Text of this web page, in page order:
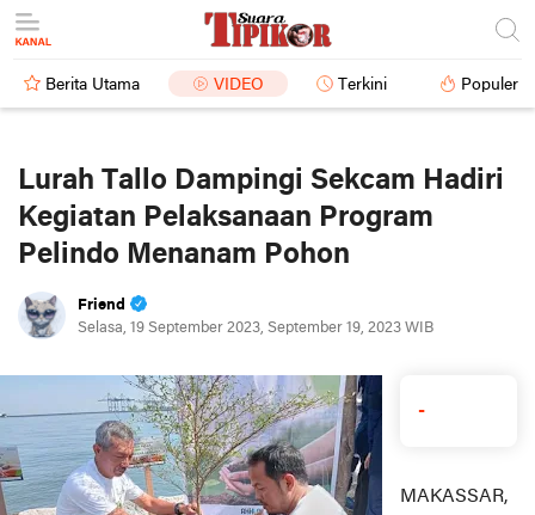
Berita Utama VIDEO Terkini Populer
Lurah Tallo Dampingi Sekcam Hadiri
Kegiatan Pelaksanaan Program
Pelindo Menanam Pohon
Friend
Selasa, 19 September 2023, September 19, 2023 WIB
-
MAKASSAR,